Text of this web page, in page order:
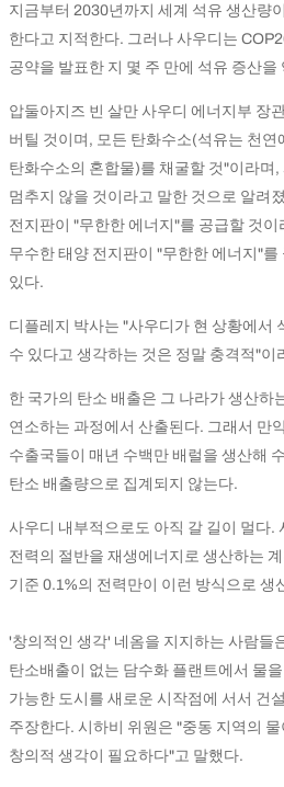
지금부터 2030년까지 세계 석유 생산량
한다고 지적한다. 그러나 사우디는
공약을 발표한 지 몇 주 만에 석유 증산을
압둘아지즈 빈 살만 사우디 에너지부 장
버틸 것이며, 모든 탄화수소(석유는 천연
탄화수소의 혼합물)를 채굴할 것"이라며
멈추지 않을 것이라고 말한 것으로 알려
전지판이 "무한한 에너지"를 공급할 것
무수한 태양 전지판이 "무한한 에너지"
있다.
디플레지 박사는 "사우디가 현 상황에서
수 있다고 생각하는 것은 정말 충격적"이
한 국가의 탄소 배출은 그 나라가 생산하
연소하는 과정에서 산출된다. 그래서 만
수출국들이 매년 수백만 배럴을 생산해
탄소 배출량으로 집계되지 않는다.
사우디 내부적으로도 아직 갈 길이 멀다.
전력의 절반을 재생에너지로 생산하는
기준 0.1%의 전력만이 이런 방식으로 생
'창의적인 생각' 네옴을 지지하는 사람들
탄소배출이 없는 담수화 플랜트에서 물
가능한 도시를 새로운 시작점에 서서 건
주장한다. 시하비 위원은 "중동 지역의
창의적 생각이 필요하다"고 말했다.